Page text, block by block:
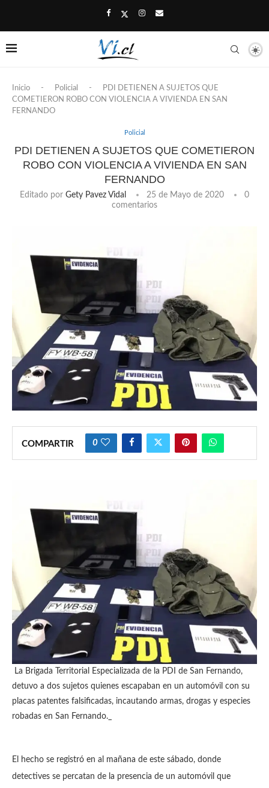
Inicio - Policial -
PDI DETIENEN A SUJETOS QUE
COMETIERON ROBO CON VIOLENCIA A VIVIENDA EN SAN
FERNANDO
Policial
PDI DETIENEN A SUJETOS QUE COMETIERON
ROBO CON VIOLENCIA A VIVIENDA EN SAN
FERNANDO
Editado por Gety Pavez Vidal 25 de Mayo de 2020
0
comentarios
COMPARTIR 0
La Brigada Territorial Especializada de la PDI de San Fernando,
detuvo a dos sujetos quienes escapaban en un automóvil con su
placas patentes falsificadas, incautando armas, drogas y especies
robadas en San Fernando._
El hecho se registró en al mañana de este sábado, donde
detectives se percatan de la presencia de un automóvil que